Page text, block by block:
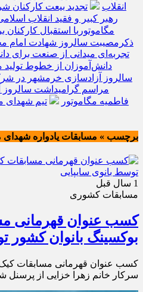
انقلاب
تجدید بیعت کارکنان
رهبر کبیر و فقید انقلاب
مگاموتوربا استقبال کارکنان
ذکرمصیبت سالروز شهادت امام
تجربه‌ای میدانی از صنعت برای
دانش‌آموزان از خطوط تولید
سالروز آزادسازی خرمشهر در
مراسم گرامیداشت سالروز
فاطمیه مگاموتور
تیم شهدای
برچسب » مسابقات یادواره
1 سال قبل
مسابقات کشوری
کسب عنوان قهرمانی
بوکسینگ بانوان کشور
کسب عنوان قهرمانی مسابقات
سرکار خانم زهرا خزایی از پرسنل